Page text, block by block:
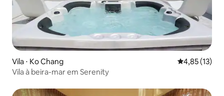
Vila ⋅ Ko Chang 4,85 de uma
4,85 (13)
Vila à beira-mar em Serenity